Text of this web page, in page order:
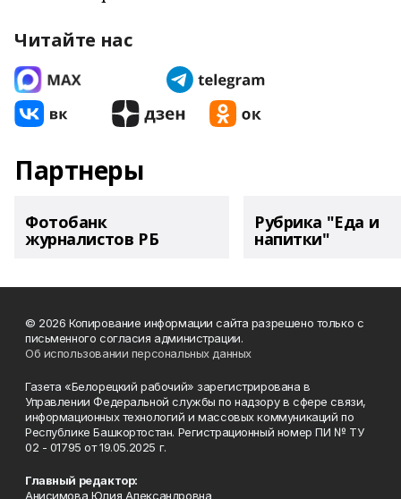
Читайте нас
Партнеры
Фотобанк
журналистов РБ
Рубрика "Еда и
напитки"
© 2026 Копирование информации сайта разрешено только с
письменного согласия администрации.
Об использовании персональных данных
Газета «Белорецкий рабочий» зарегистрирована в
Управлении Федеральной службы по надзору в сфере связи,
информационных технологий и массовых коммуникаций по
Республике Башкортостан. Регистрационный номер ПИ № ТУ
02 - 01795 от 19.05.2025 г.
Главный редактор:
Анисимова Юлия Александровна